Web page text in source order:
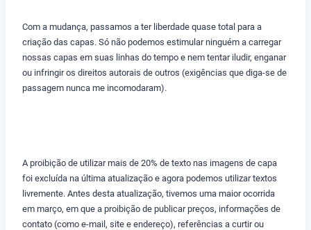
Com a mudança, passamos a ter liberdade quase total para a
criação das capas. Só não podemos estimular ninguém a carregar
nossas capas em suas linhas do tempo e nem tentar iludir, enganar
ou infringir os direitos autorais de outros (exigências que diga-se de
passagem nunca me incomodaram).
A proibição de utilizar mais de 20% de texto nas imagens de capa
foi excluída na última atualização e agora podemos utilizar textos
livremente. Antes desta atualização, tivemos uma maior ocorrida
em março, em que a proibição de publicar preços, informações de
contato (como e-mail, site e endereço), referências a curtir ou